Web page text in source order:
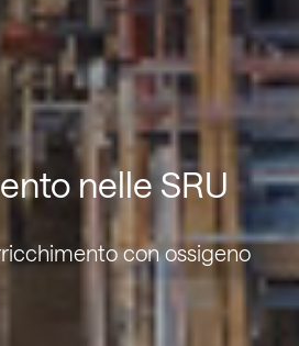
nelle SRU
con ossigeno